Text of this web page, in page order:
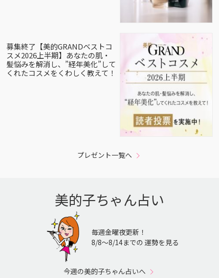
募集終了【美的GRANDベストコ
スメ2026上半期】あなたの肌・
髪悩みを解消し、”経年美化”して
くれたコスメをくわしく教えて！
プレゼント一覧へ
美的子ちゃん占い
毎週金曜夜更新！
8/8〜8/14までの 運勢を見る
今週の美的子ちゃん占いへ